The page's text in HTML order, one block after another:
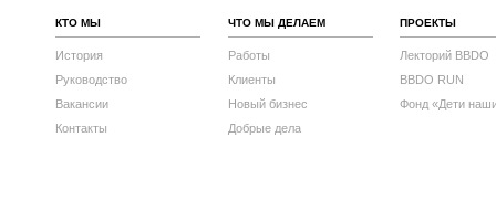
КТО МЫ
История
Руководство
Вакансии
Контакты
ЧТО МЫ ДЕЛАЕМ
Работы
Клиенты
Новый бизнес
Добрые дела
ПРОЕКТЫ
Лекторий BBDO
BBDO RUN
Фонд «Дети